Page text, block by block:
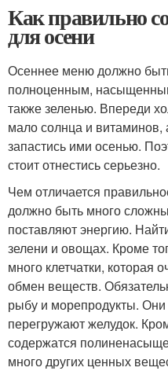
Как правильно
для осени
Осеннее меню должно
полноценным,
также зеленью. Впереди
мало солнца и витаминов,
запастись ими осенью.
стоит отнестись серьезно.
Чем отличается
должно быть много
поставляют энергию.
зелени и овощах. Кроме
много клетчатки, которая
обмен веществ.
рыбу и морепродукты.
перегружают желудок.
содержатся
много других ценных